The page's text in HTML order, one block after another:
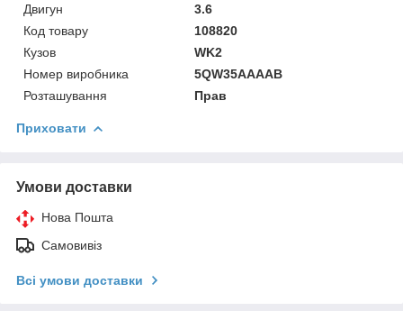
Двигун
3.6
Код товару
108820
Кузов
WK2
Номер виробника
5QW35AAAAB
Розташування
Прав
Приховати
Умови доставки
Нова Пошта
Самовивіз
Всі умови доставки